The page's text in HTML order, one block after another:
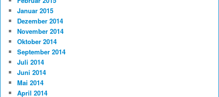
Januar 2015
Dezember 2014
November 2014
Oktober 2014
September 2014
Juli 2014
Juni 2014
Mai 2014
April 2014